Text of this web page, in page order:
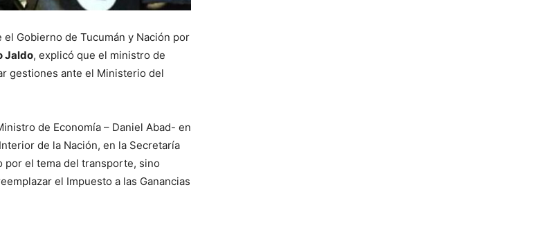
Gobierno de Tucumán y Nación por
Jaldo, explicó que el ministro de
gestiones ante el Ministerio del
de Economía – Daniel Abad- en
de la Nación, en la Secretaría
por el tema del transporte, sino
el Impuesto a las Ganancias